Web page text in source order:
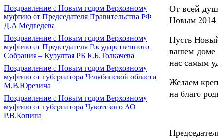
Поздравление с Новым годом Верховному
муфтию от Председателя Правительства РФ
Д.А.Медведева
Поздравление с Новым годом Верховному
муфтию от Председателя Государственного
Собрания – Курултая РБ К.Б.Толкачева
Поздравление с Новым годом Верховному
муфтию от губернатора Челябинской области
М.В.Юревича
Поздравление с Новым годом Верховному
муфтию от губернатора Чукотского АО
Р.В.Копина
От всей
Новым 2014
Пусть
вашем доме
нас самым
Желаем
на благо